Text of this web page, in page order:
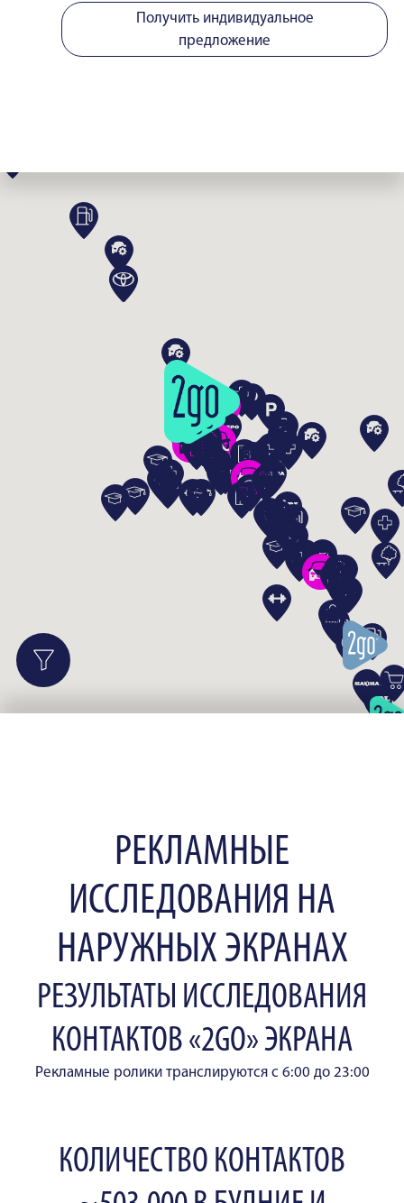
Получить индивидуальное
предложение
РЕКЛАМНЫЕ
ИССЛЕДОВАНИЯ НА
НАРУЖНЫХ ЭКРАНАХ
РЕЗУЛЬТАТЫ ИССЛЕДОВАНИЯ
КОНТАКТОВ «2GO» ЭКРАНА
Рекламные ролики транслируются с 6:00 до 23:00
КОЛИЧЕСТВО КОНТАКТОВ